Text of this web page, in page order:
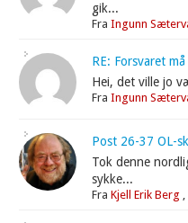
gik...
FraIngunn
RE: Forsvaret
Hei, det ville jo
FraIngunn
Post 26-37 OL-
Tok denne
sykke...
FraKjell Erik Berg